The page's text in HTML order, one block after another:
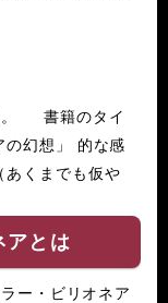
の幻想」 的な感
あくまでも仮や
アとは